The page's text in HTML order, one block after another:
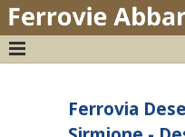
Ferrovia